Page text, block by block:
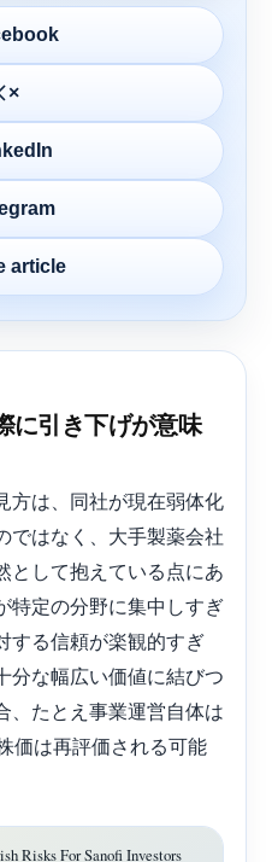
×
article
に引き下げが意味
方は、同社が現在弱体化
ではなく、大手製薬会社
として抱えている点にあ
特定の分野に集中しすぎ
する信頼が楽観的すぎ
分な幅広い価値に結びつ
、たとえ事業運営自体は
価は再評価される可能